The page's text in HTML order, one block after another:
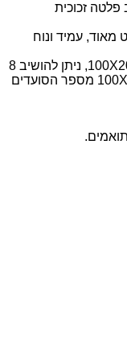
פלטה זכוכית
מאוד, עמיד ונוח
במצב סגור, כאשר השולחן 100X200, ניתן להושיב 8
סועדים ולאחר הארכתו ל-100X320 מספר הסועדים